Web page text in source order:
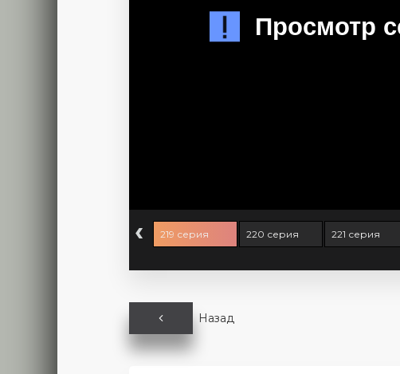
‹ 219 серия 220 серия 221 серия
Назад